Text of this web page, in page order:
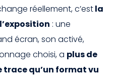
réellement, c’estla
: une
écran, son activé,
choisi, a plus de
trace qu’un format vu